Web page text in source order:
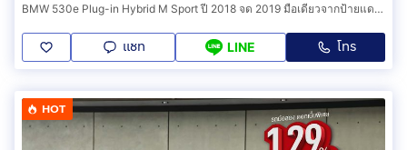
BMW 530e Plug-in Hybrid M Sport ปี 2018 จด 2019 มือเดียวจากป้ายแดง สภาพใหม่ทั้งภายในและภายนอก เดิมจัด แม้แต่น็อตสักตัวก็ยังไม่เคยไข
แชท LINE โทร
HOT